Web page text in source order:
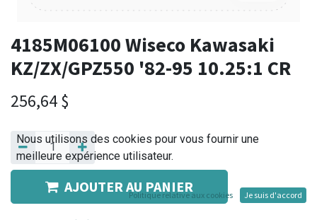
4185M06100 Wiseco Kawasaki
KZ/ZX/GPZ550 '82-95 10.25:1 CR
256,64 $
AJOUTER AU PANIER
Nous utilisons des cookies pour vous fournir une
meilleure expérience utilisateur.
Politique relative aux cookies Je suis d'accord